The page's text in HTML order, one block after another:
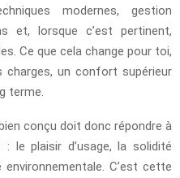
modernes, gestion
et, lorsque c’est pertinent,
Ce que cela change pour toi,
charges, un confort supérieur
terme.
conçu doit donc répondre à
le plaisir d’usage, la solidité
C’est cette